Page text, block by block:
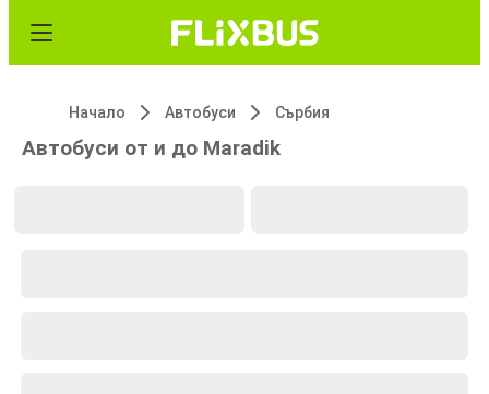
Начало Автобуси Сърбия
Автобуси от и до Maradik